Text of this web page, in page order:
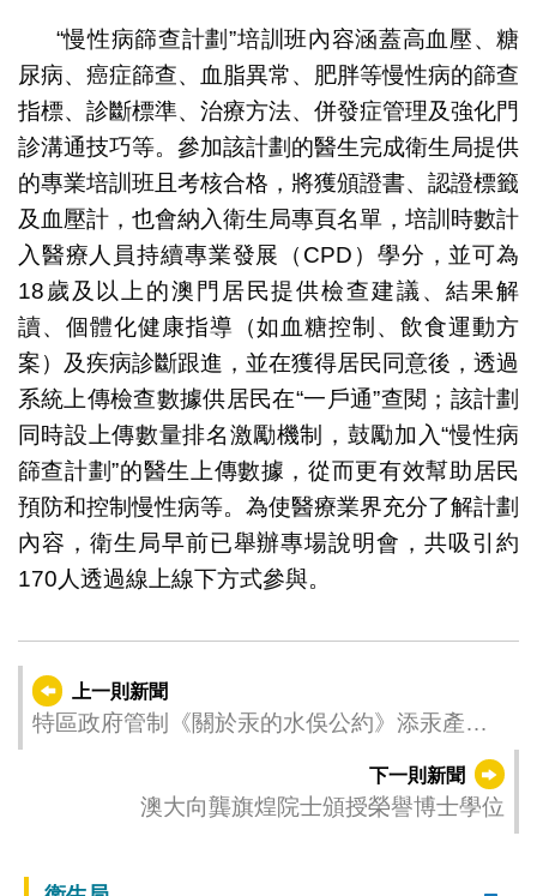
“慢性病篩查計劃”培訓班內容涵蓋高血壓、糖
尿病、癌症篩查、血脂異常、肥胖等慢性病的篩查
指標、診斷標準、治療方法、併發症管理及強化門
診溝通技巧等。參加該計劃的醫生完成衛生局提供
的專業培訓班且考核合格，將獲頒證書、認證標籤
及血壓計，也會納入衛生局專頁名單，培訓時數計
入醫療人員持續專業發展（CPD）學分，並可為
18歲及以上的澳門居民提供檢查建議、結果解
讀、個體化健康指導（如血糖控制、飲食運動方
案）及疾病診斷跟進，並在獲得居民同意後，透過
系統上傳檢查數據供居民在“一戶通”查閱；該計劃
同時設上傳數量排名激勵機制，鼓勵加入“慢性病
篩查計劃”的醫生上傳數據，從而更有效幫助居民
預防和控制慢性病等。為使醫療業界充分了解計劃
內容，衛生局早前已舉辦專場說明會，共吸引約
170人透過線上線下方式參與。
上一則新聞
特區政府管制《關於汞的水俁公約》添汞產品
下一則新聞
澳大向龔旗煌院士頒授榮譽博士學位